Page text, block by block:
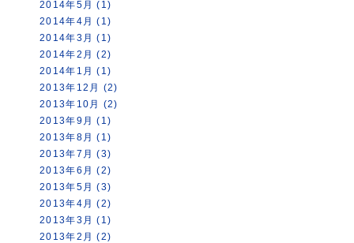
2014年5月 (1)
2014年4月 (1)
2014年3月 (1)
2014年2月 (2)
2014年1月 (1)
2013年12月 (2)
2013年10月 (2)
2013年9月 (1)
2013年8月 (1)
2013年7月 (3)
2013年6月 (2)
2013年5月 (3)
2013年4月 (2)
2013年3月 (1)
2013年2月 (2)